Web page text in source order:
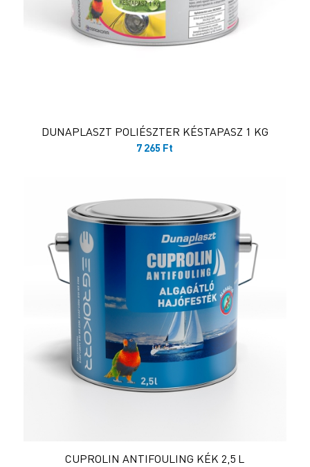
DUNAPLASZT POLIÉSZTER KÉSTAPASZ 1 KG
7 265 Ft
CUPROLIN ANTIFOULING KÉK 2,5 L